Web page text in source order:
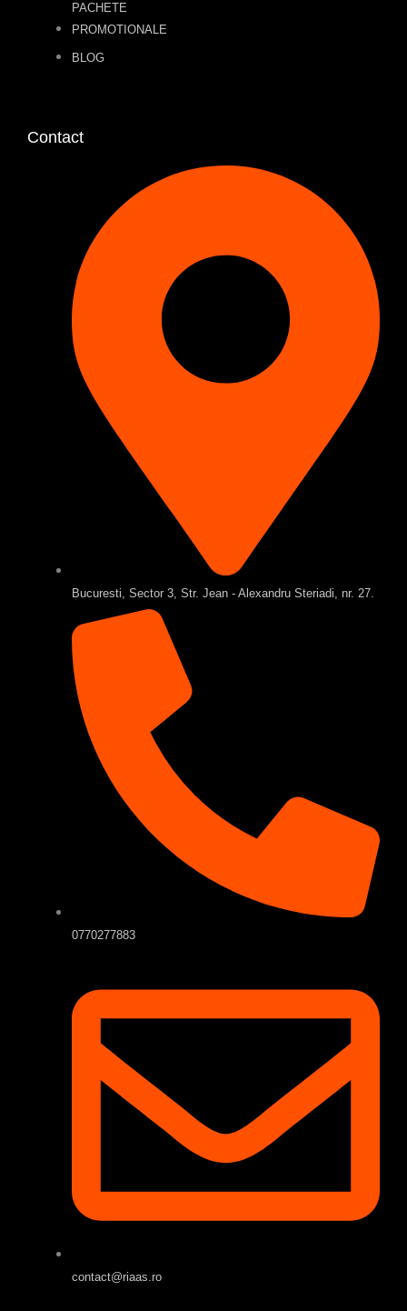
PACHETE
PROMOTIONALE
BLOG
Contact
Bucuresti, Sector 3, Str. Jean - Alexandru Steriadi, nr. 27.
0770277883
contact@riaas.ro